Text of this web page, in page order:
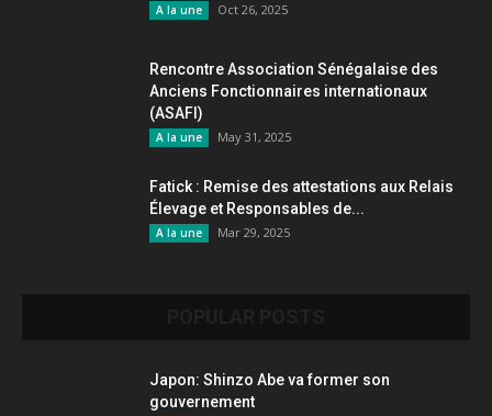
A la une Oct 26, 2025
Rencontre Association Sénégalaise des
Anciens Fonctionnaires internationaux
(ASAFI)
A la une May 31, 2025
Fatick : Remise des attestations aux Relais
Élevage et Responsables de...
A la une Mar 29, 2025
Japon: Shinzo Abe va former son
gouvernement